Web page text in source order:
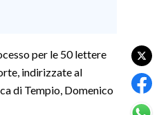
per le 50 lettere
indirizzate al
di Tempio, Domenico